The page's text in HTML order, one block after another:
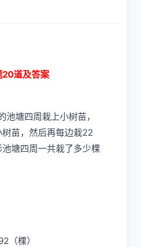
20道及答案
池塘四周栽上小树苗，
苗，然后再每边栽22
塘四周一共栽了多少棵
（棵）